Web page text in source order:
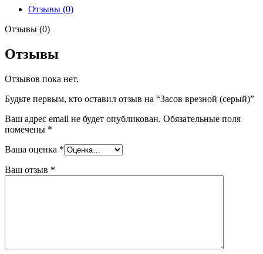
Отзывы (0)
Отзывы (0)
Отзывы
Отзывов пока нет.
Будьте первым, кто оставил отзыв на “Засов врезной (серый)”
Ваш адрес email не будет опубликован. Обязательные поля
помечены *
Ваша оценка *
Ваш отзыв *